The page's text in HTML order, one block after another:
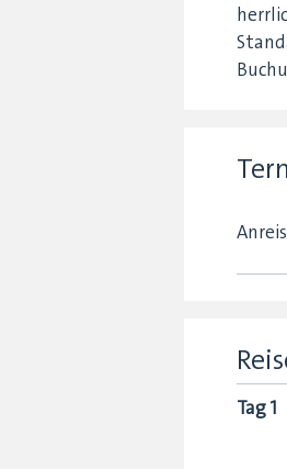
Tag 1